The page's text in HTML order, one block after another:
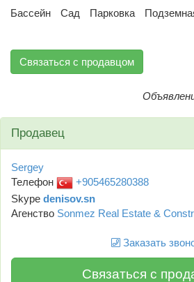
Бассейн Сад Парковка
Связаться с продавцом
Продавец
Sergey
Телефон
+905465280388
Skype denisov.sn
Агенство Sonmez Real Estate &
Заказать
Связаться с